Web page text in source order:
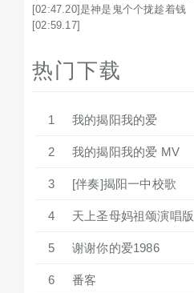
[02:47.20]是神是鬼个个拢趁着钱
[02:59.17]
热门下载
1 我的揭阳我的爱
2 我的揭阳我的爱 MV
3 [伴奏]揭阳一中校歌
4 天上圣母妈祖颂演唱版
5 谢谢你的爱1986
6 番客